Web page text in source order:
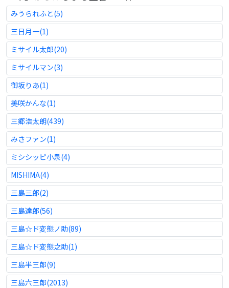
みうられふと(5)
三日月一(1)
ミサイル太郎(20)
ミサイルマン(3)
御坂りあ(1)
美咲かんな(1)
三郷浩太朗(439)
みさファン(1)
ミシシッピ小泉(4)
MISHIMA(4)
三島三郎(2)
三島達郎(56)
三島☆ド変態ノ助(89)
三島☆ド変態之助(1)
三島半三郎(9)
三島六三郎(2013)